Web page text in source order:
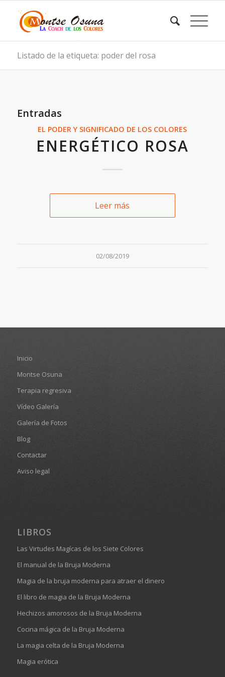
Listado de la etiqueta: poder del rosa
Entradas
EL PODER Y SIGNIFICADO DE LOS COLORES
ENERGÉTICO ROSA
Leer más
02/08/2019
Inicio
Montse Osuna
Terapia regresiva
Vídeo Galería
Galería de Fotos
Blog
Contactar
Aviso legal
LIBROS
Las Virtudes Magícas de los Siete Colores
El manual de la Bruja Moderna
Magia de la bruja moderna para atraer el dinero
El libro de magia de la Bruja Moderna
Hechizos amorosos de la Bruja Moderna
Cocina mágica de la Bruja Moderna
La magia celta de la Bruja Moderna
Magia erótica